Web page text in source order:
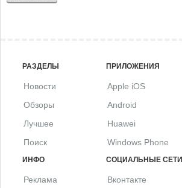
РАЗДЕЛЫ
Новости
Обзоры
Лучшее
Поиск
ПРИЛОЖЕНИЯ
Apple iOS
Android
Huawei
Windows Phone
ИНФО
Реклама
СОЦИАЛЬНЫЕ СЕТИ
Вконтакте